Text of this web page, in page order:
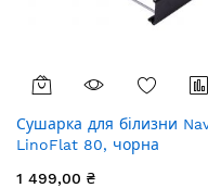
Сушарка для білизни
LinoFlat 80, чорна
1 499,00 ₴